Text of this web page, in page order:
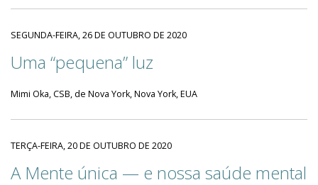
SEGUNDA-FEIRA, 26 DE OUTUBRO DE 2020
Uma “pequena” luz
Mimi Oka, CSB, de Nova York, Nova York, EUA
TERÇA-FEIRA, 20 DE OUTUBRO DE 2020
A Mente única — e nossa saúde mental